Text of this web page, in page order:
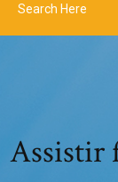
Assistir